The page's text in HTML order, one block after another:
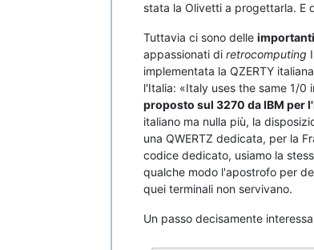
stata la Olivetti a progettarla. E
Tuttavia ci sono delle
appassionati di retrocomputing
implementata la QZERTY
l'Italia: «Italy uses the same 1/0
proposto sul 3270 da IBM per
italiano ma nulla più, la
una QWERTZ dedicata, per la
codice dedicato, usiamo la
qualche modo l'apostrofo per
quei terminali non servivano.
Un passo decisamente